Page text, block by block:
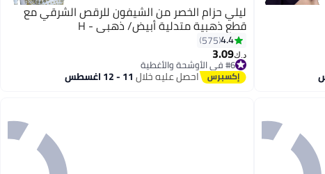
9
ليلي حزام الخصر من الشيفون للرقص الشرقي مع
قطع ذهبية متدلية أبيض/ ذهبي - H
4.4
575
د.ك‏3.09
#6 في الأوشحة والأغطية
#6 في الأوشحة والأغطية احصل عليه خلال11 - 12 اغسطس